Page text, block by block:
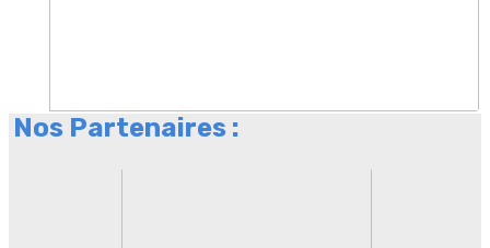
Nos Partenaires :